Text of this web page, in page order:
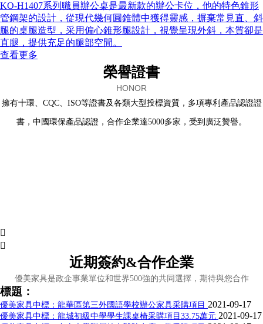
KO-H1407系列職員辦公桌是最新款的辦公卡位，他的特色錐形
管鋼架的設計，從現代幾何圓錐體中獲得靈感，摒棄常見直、斜
腿的桌腿造型，采用偏心錐形腿設計，視覺呈現外斜，本質卻是
直腿，提供充足的腿部空間。
查看更多
榮譽證書
HONOR
擁有十環、CQC、ISO等證書及各類大型投標資質，多項專利產品認證證
書，中國環保產品認證，合作企業達5000多家，受到廣泛贊譽。


近期簽約&合作企業
優美家具是政企事業單位和世界500強的共同選擇，期待與您合作
標題：
優美家具中標：龍華區第三外國語學校辦公家具采購項目 2021-09-17
優美家具中標：龍城初級中學學生課桌椅采購項目33.75萬元 2021-09-17